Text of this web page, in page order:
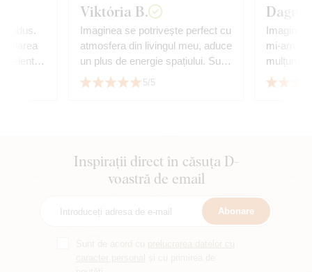
Viktória B.
Imaginea se potrivește perfect cu
atmosfera din livingul meu, aduce
un plus de energie spațiului. Sunt
foarte mulțumit de calitate și de
serviciu.
5/5
Imaginea
mi-am
Inspirații direct în căsuța D-
voastră de email
Abonare